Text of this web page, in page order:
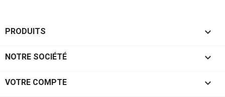
PRODUITS 
NOTRE SOCIÉTÉ 
VOTRE COMPTE 